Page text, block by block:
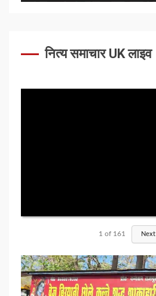
नित्य समाचार UK लाइव
1 of 161 Next